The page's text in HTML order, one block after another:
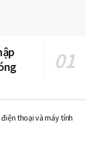
thoại và máy tính